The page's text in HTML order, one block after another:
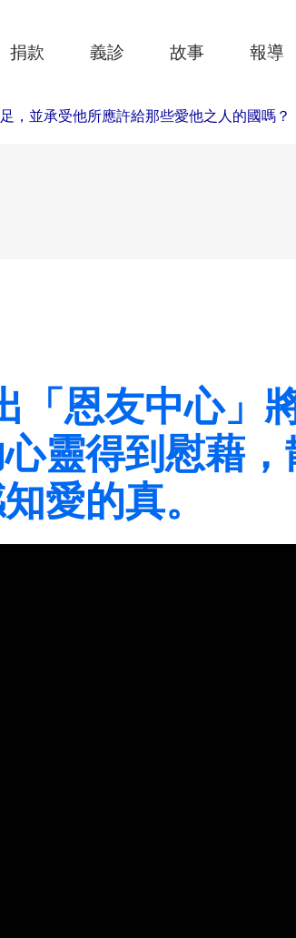
捐款 義診 故事 報導
，並承受他所應許給那些愛他之人的國嗎？
「恩友中心」
靈得到慰藉
愛的真。